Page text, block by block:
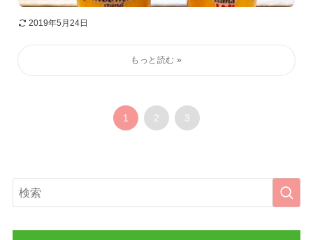
2019年5月24日
1 2 3